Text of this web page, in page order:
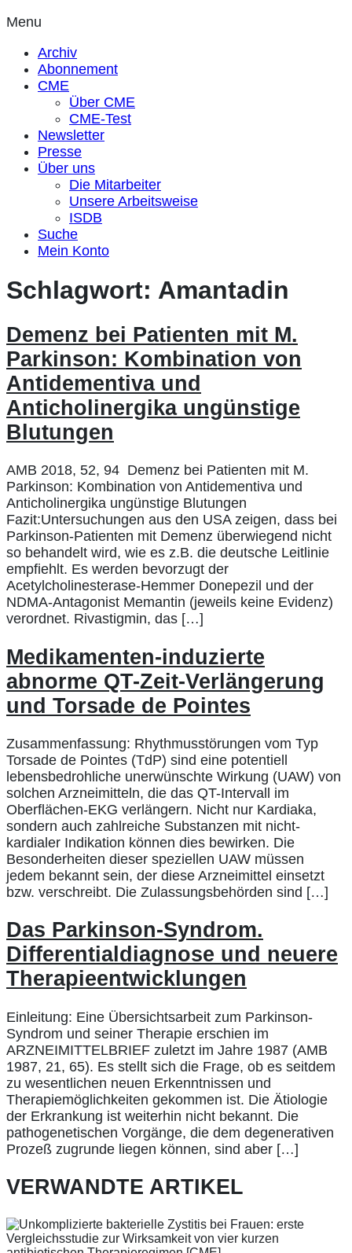
Menu
Archiv
Abonnement
CME
Über CME
CME-Test
Newsletter
Presse
Über uns
Die Mitarbeiter
Unsere Arbeitsweise
ISDB
Suche
Mein Konto
Schlagwort: Amantadin
Demenz bei Patienten mit M.
Parkinson: Kombination von
Antidementiva und
Anticholinergika ungünstige
Blutungen
AMB 2018, 52, 94 Demenz bei Patienten mit M.
Parkinson: Kombination von Antidementiva und
Anticholinergika ungünstige Blutungen
Fazit:Untersuchungen aus den USA zeigen, dass bei
Parkinson-Patienten mit Demenz überwiegend nicht
so behandelt wird, wie es z.B. die deutsche Leitlinie
empfiehlt. Es werden bevorzugt der
Acetylcholinesterase-Hemmer Donepezil und der
NDMA-Antagonist Memantin (jeweils keine Evidenz)
verordnet. Rivastigmin, das […]
Medikamenten-induzierte
abnorme QT-Zeit-Verlängerung
und Torsade de Pointes
Zusammenfassung: Rhythmusstörungen vom Typ
Torsade de Pointes (TdP) sind eine potentiell
lebensbedrohliche unerwünschte Wirkung (UAW) von
solchen Arzneimitteln, die das QT-Intervall im
Oberflächen-EKG verlängern. Nicht nur Kardiaka,
sondern auch zahlreiche Substanzen mit nicht-
kardialer Indikation können dies bewirken. Die
Besonderheiten dieser speziellen UAW müssen
jedem bekannt sein, der diese Arzneimittel einsetzt
bzw. verschreibt. Die Zulassungsbehörden sind […]
Das Parkinson-Syndrom.
Differentialdiagnose und neuere
Therapieentwicklungen
Einleitung: Eine Übersichtsarbeit zum Parkinson-
Syndrom und seiner Therapie erschien im
ARZNEIMITTELBRIEF zuletzt im Jahre 1987 (AMB
1987, 21, 65). Es stellt sich die Frage, ob es seitdem
zu wesentlichen neuen Erkenntnissen und
Therapiemöglichkeiten gekommen ist. Die Ätiologie
der Erkrankung ist weiterhin nicht bekannt. Die
pathogenetischen Vorgänge, die dem degenerativen
Prozeß zugrunde liegen können, sind aber […]
VERWANDTE ARTIKEL